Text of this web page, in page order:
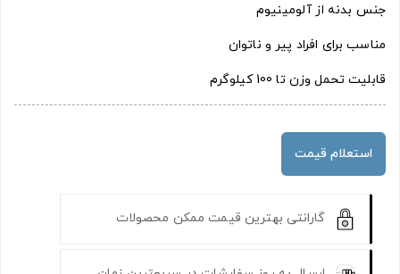
جنس بدنه از آلومینیوم
مناسب برای افراد پیر و ناتوان
قابلیت تحمل وزن تا 100 کیلوگرم
استعلام قیمت
گارانتی بهترین قیمت ممکن محصولات